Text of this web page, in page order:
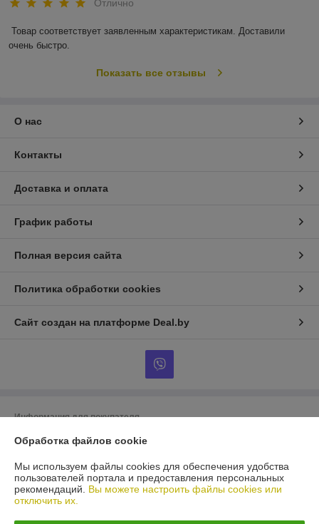
Отлично
Товар соответствует заявленным характеристикам. Доставили
очень быстро.
Показать все отзывы
О нас
Контакты
Доставка и оплата
График работы
Полная версия сайта
Политика обработки cookies
Сайт создан на платформе Deal.by
Информация для покупателя
Юридическое лицо:ООО «БигВал»
г. Минск, ул.Короля, д.88, пом.2
Регистрационный номер ЕГР: 193084737
УНП: 193084737
Обработка файлов cookie
Мы используем файлы cookies для обеспечения удобства
пользователей портала и предоставления персональных
рекомендаций. Вы можете настроить файлы cookies или
отключить их.